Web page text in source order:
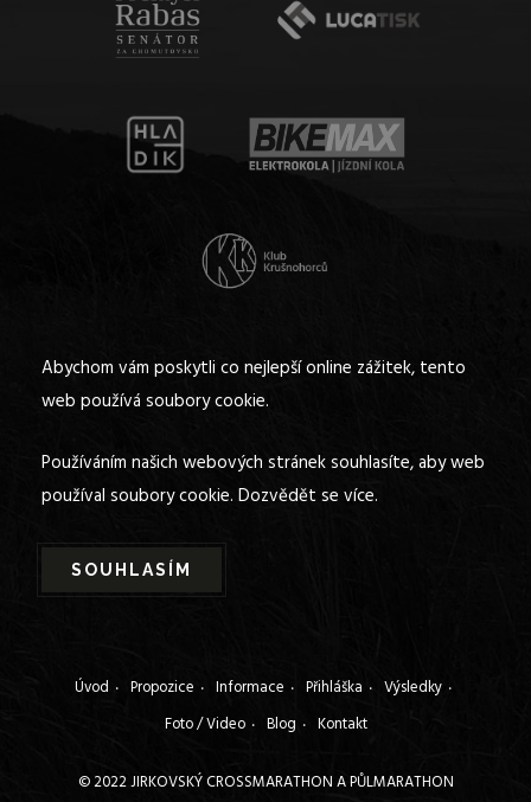
Abychom vám poskytli co nejlepší online zážitek, tento
web používá soubory cookie.
Používáním našich webových stránek souhlasíte, aby web
používal soubory cookie. Dozvědět se více.
SOUHLASÍM
Úvod Propozice Informace Přihláška
Výsledky
Foto / Video
Blog Kontakt
© 2022 JIRKOVSKÝ CROSSMARATHON A PŮLMARATHON